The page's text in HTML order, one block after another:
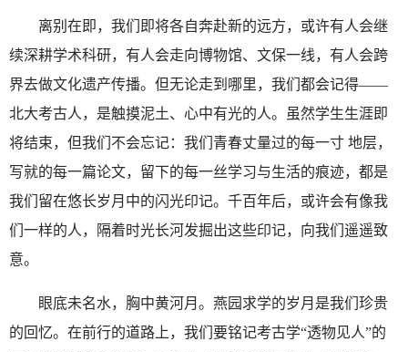
离别在即，我们即将各自奔赴新的远方，或许有人会继
续深耕学术科研，有人会走向博物馆、文保一线，有人会跨
界去做文化遗产传播。但无论走到哪里，我们都会记得——
北大考古人，是触摸泥土、心中有光的人。虽然学生生涯即
将结束，但我们不会忘记：我们青春丈量过的每一寸 地层，
写就的每一篇论文，留下的每一丝学习与生活的痕迹，都是
我们留在悠长岁月中的闪光印记。千百年后，或许会有像我
们一样的人，隔着时光长河发掘出这些印记，向我们遥遥致
意。
眼底未名水，胸中黄河月。燕园求学的岁月是我们珍贵
的回忆。在前行的道路上，我们要铭记考古学“透物见人”的